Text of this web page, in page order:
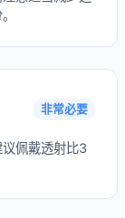
非常必要
佩戴透射比3